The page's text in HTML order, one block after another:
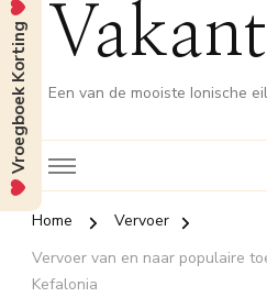
Een van de mooiste Ionische
Home
Vervoer
Vervoer van en naar populaire
Kefalonia
Vroegboek Korting